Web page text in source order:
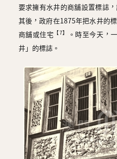
要求擁有水井的商舖設置標誌
其後，政府在1875年把水井的
商舖或住宅
【7】
。時至今天，
井」的標誌。